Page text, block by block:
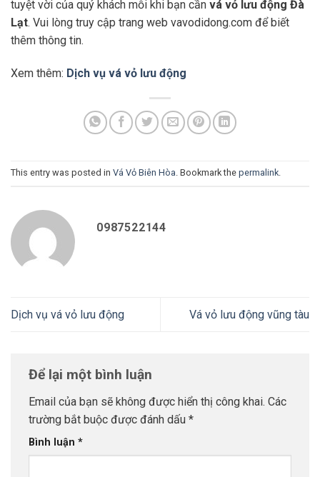
tuyệt vời của quý khách mỗi khi bạn cần vá vỏ lưu động Đà
Lạt. Vui lòng truy cập trang web vavodidong.com để biết
thêm thông tin.
Xem thêm: Dịch vụ vá vỏ lưu động
This entry was posted in Vá Vỏ Biên Hòa. Bookmark the permalink.
0987522144
Dịch vụ vá vỏ lưu động Vá vỏ lưu động vũng tàu
Để lại một bình luận
Email của bạn sẽ không được hiển thị công khai. Các
trường bắt buộc được đánh dấu *
Bình luận *